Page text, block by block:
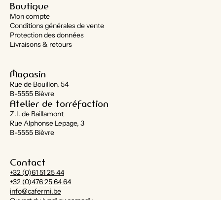
Boutique
Mon compte
Conditions générales de vente
Protection des données
Livraisons & retours
Magasin
Rue de Bouillon, 54
B-5555 Bièvre
Atelier de torréfaction
Z.I. de Baillamont
Rue Alphonse Lepage, 3
B-5555 Bièvre
Contact
+32 (0)61 51 25 44
+32 (0)476 25 64 64
info@cafermi.be